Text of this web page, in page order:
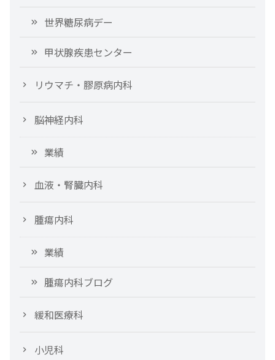
世界糖尿病デー
甲状腺疾患センター
リウマチ・膠原病内科
脳神経内科
業績
血液・腎臓内科
腫瘍内科
業績
腫瘍内科ブログ
緩和医療科
小児科